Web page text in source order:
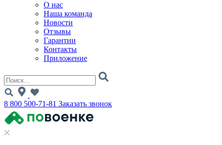
О нас
Наша команда
Новости
Отзывы
Гарантии
Контакты
Приложение
8 800 500-71-81 Заказать звонок